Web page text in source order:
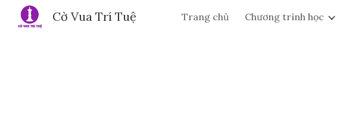
Skip to main content
Cờ Vua Trí Tuệ Trang chủ Chương trình học